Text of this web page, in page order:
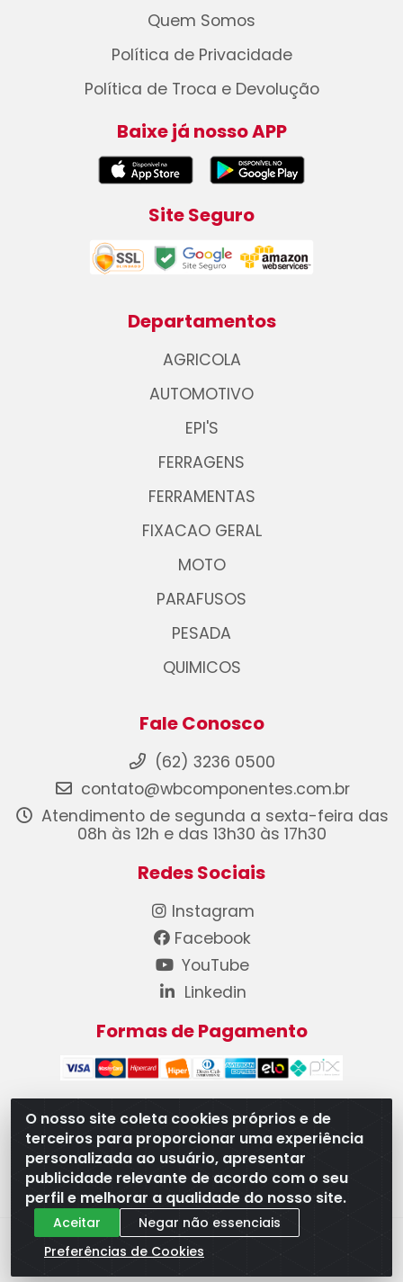
O nosso site coleta cookies próprios e de
terceiros para proporcionar uma experiência
personalizada ao usuário, apresentar
publicidade relevante de acordo com o seu
perfil e melhorar a qualidade do nosso site.
Aceitar
Negar não essenciais
Preferências de Cookies
Quem Somos
Política de Privacidade
Política de Troca e Devolução
Baixe já nosso APP
Site Seguro
Departamentos
AGRICOLA
AUTOMOTIVO
EPI'S
FERRAGENS
FERRAMENTAS
FIXACAO GERAL
MOTO
PARAFUSOS
PESADA
QUIMICOS
Fale Conosco
(62) 3236 0500
contato@wbcomponentes.com.br
Atendimento de segunda a sexta-feira das
08h às 12h e das 13h30 às 17h30
Redes Sociais
Instagram
Facebook
YouTube
Linkedin
Formas de Pagamento
WB Componentes Automotivos LTDA - CNPJ
08.528.393/0001-12 - Rua do Níquel, 667 - Parque
Oeste Industrial, Goiânia/GO - CEP 74375-660